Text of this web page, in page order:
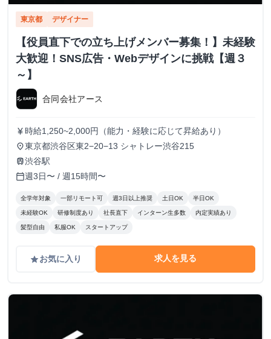
東京都 デザイナー
【役員直下での立ち上げメンバー募集！】未経験
大歓迎！SNS広告・Webデザインに挑戦【週３
～】
合同会社アース
currency_yen 時給1,250~2,000円（能力・経験に応じて昇給あり）
place東京都渋谷区東2−20−13 シャトレー渋谷215
train渋谷駅
calendar_today週3日〜 / 週15時間〜
全学年対象 一部リモート可 週3日以上推奨 土日OK 半日OK
未経験OK 研修制度あり 社長直下 インターン生多数 内定実績あり
髪型自由 私服OK スタートアップ
gradeお気に入り 求人を見る